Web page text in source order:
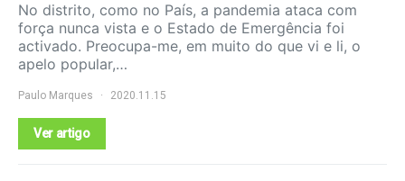
No distrito, como no País, a pandemia ataca com
força nunca vista e o Estado de Emergência foi
activado. Preocupa-me, em muito do que vi e li, o
apelo popular,…
Paulo Marques 2020.11.15
Ver artigo